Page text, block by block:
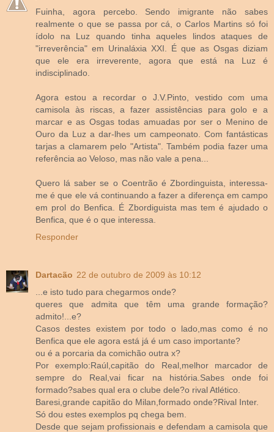
Fuinha, agora percebo. Sendo imigrante não sabes
realmente o que se passa por cá, o Carlos Martins só foi
ídolo na Luz quando tinha aqueles lindos ataques de
"irreverência" em Urinaláxia XXI. É que as Osgas diziam
que ele era irreverente, agora que está na Luz é
indisciplinado.
Agora estou a recordar o J.V.Pinto, vestido com uma
camisola às riscas, a fazer assistências para golo e a
marcar e as Osgas todas amuadas por ser o Menino de
Ouro da Luz a dar-lhes um campeonato. Com fantásticas
tarjas a clamarem pelo "Artista". Também podia fazer uma
referência ao Veloso, mas não vale a pena...
Quero lá saber se o Coentrão é Zbordinguista, interessa-
me é que ele vá continuando a fazer a diferença em campo
em prol do Benfica. É Zbordiguista mas tem é ajudado o
Benfica, que é o que interessa.
Responder
Dartacão 22 de outubro de 2009 às 10:12
...e isto tudo para chegarmos onde?
queres que admita que têm uma grande formação?
admito!...e?
Casos destes existem por todo o lado,mas como é no
Benfica que ele agora está já é um caso importante?
ou é a porcaria da comichão outra x?
Por exemplo:Raúl,capitão do Real,melhor marcador de
sempre do Real,vai ficar na história.Sabes onde foi
formado?sabes qual era o clube dele?o rival Atlético.
Baresi,grande capitão do Milan,formado onde?Rival Inter.
Só dou estes exemplos pq chega bem.
Desde que sejam profissionais e defendam a camisola que